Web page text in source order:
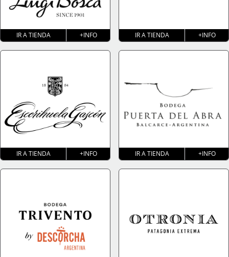
IR A TIENDA +INFO IR A TIENDA +INFO
IR A TIENDA +INFO IR A TIENDA +INFO